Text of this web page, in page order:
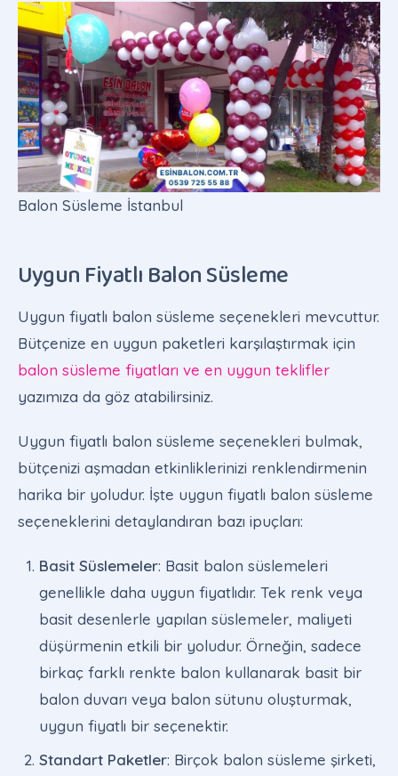
Balon Süsleme İstanbul
Uygun Fiyatlı Balon Süsleme
Uygun fiyatlı balon süsleme seçenekleri mevcuttur.
Bütçenize en uygun paketleri karşılaştırmak için
balon süsleme fiyatları ve en uygun teklifler
yazımıza da göz atabilirsiniz.
Uygun fiyatlı balon süsleme seçenekleri bulmak,
bütçenizi aşmadan etkinliklerinizi renklendirmenin
harika bir yoludur. İşte uygun fiyatlı balon süsleme
seçeneklerini detaylandıran bazı ipuçları:
Basit Süslemeler: Basit balon süslemeleri
genellikle daha uygun fiyatlıdır. Tek renk veya
basit desenlerle yapılan süslemeler, maliyeti
düşürmenin etkili bir yoludur. Örneğin, sadece
birkaç farklı renkte balon kullanarak basit bir
balon duvarı veya balon sütunu oluşturmak,
uygun fiyatlı bir seçenektir.
Standart Paketler: Birçok balon süsleme şirketi,